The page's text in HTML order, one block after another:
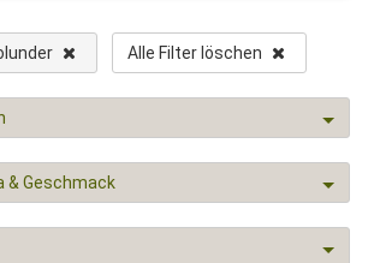
Alle Filter löschen
& Geschmack